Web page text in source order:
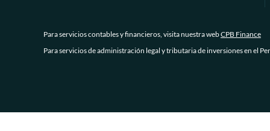
Para servicios contables y financieros, visita nuestra webCPB Finance
Para servicios de administración legal y tributaria de inversiones en el